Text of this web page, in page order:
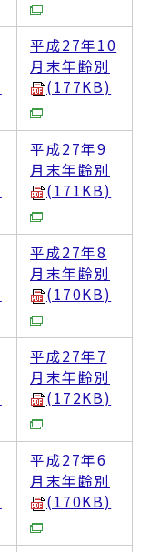
平成27年10
月末年齢別
(177KB)
平成27年9
月末年齢別
(171KB)
平成27年8
月末年齢別
(170KB)
平成27年7
月末年齢別
(172KB)
平成27年6
月末年齢別
(170KB)